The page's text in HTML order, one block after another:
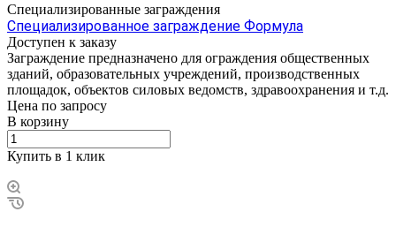
Специализированные заграждения
Специализированное заграждение Формула
Доступен к заказу
Заграждение предназначено для ограждения общественных
зданий, образовательных учреждений, производственных
площадок, объектов силовых ведомств, здравоохранения и т.д.
Цена по запросу
В корзину
Купить в 1 клик